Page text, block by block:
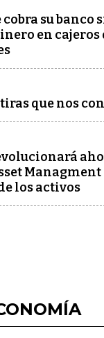
cobra su banco
en cajeros
que nos
Managment
los activos